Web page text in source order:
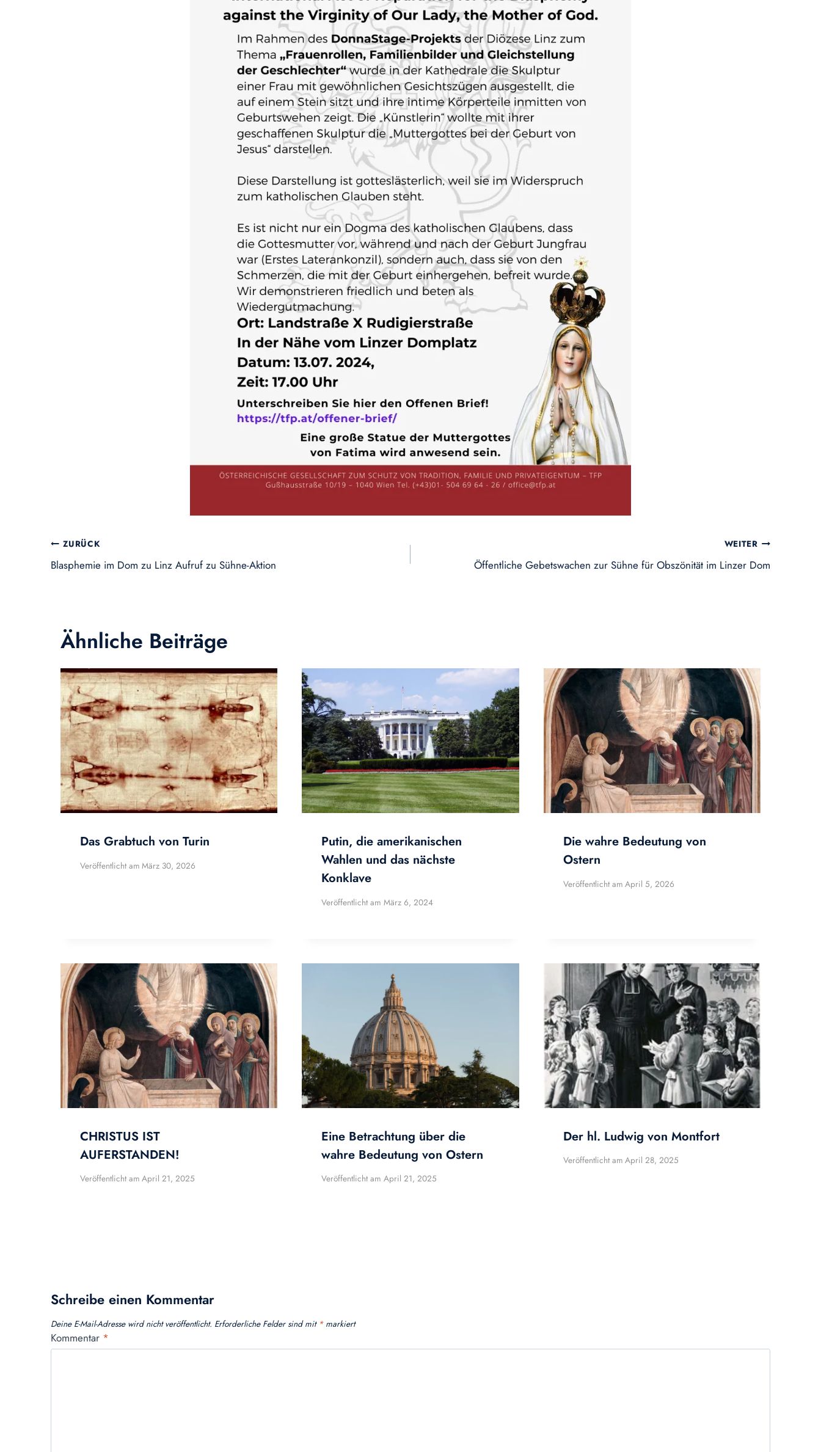
Beitragsnavigation
ZURÜCK
Blasphemie im Dom zu Linz Aufruf zu Sühne-Aktion
WEITER
Öffentliche Gebetswachen zur Sühne für Obszönität im Linzer Dom
Ähnliche Beiträge
Das Grabtuch von Turin
Veröffentlicht am März 30, 2026
Putin, die amerikanischen
Wahlen und das nächste
Konklave
Veröffentlicht am März 6, 2024
Die wahre Bedeutung von
Ostern
Veröffentlicht am April 5, 2026
CHRISTUS IST
AUFERSTANDEN!
Veröffentlicht am April 21, 2025
Eine Betrachtung über die
wahre Bedeutung von Ostern
Veröffentlicht am April 21, 2025
Der hl. Ludwig von Montfort
Veröffentlicht am April 28, 2025
Schreibe einen Kommentar
Deine E-Mail-Adresse wird nicht veröffentlicht. Erforderliche Felder sind mit *markiert
Kommentar *